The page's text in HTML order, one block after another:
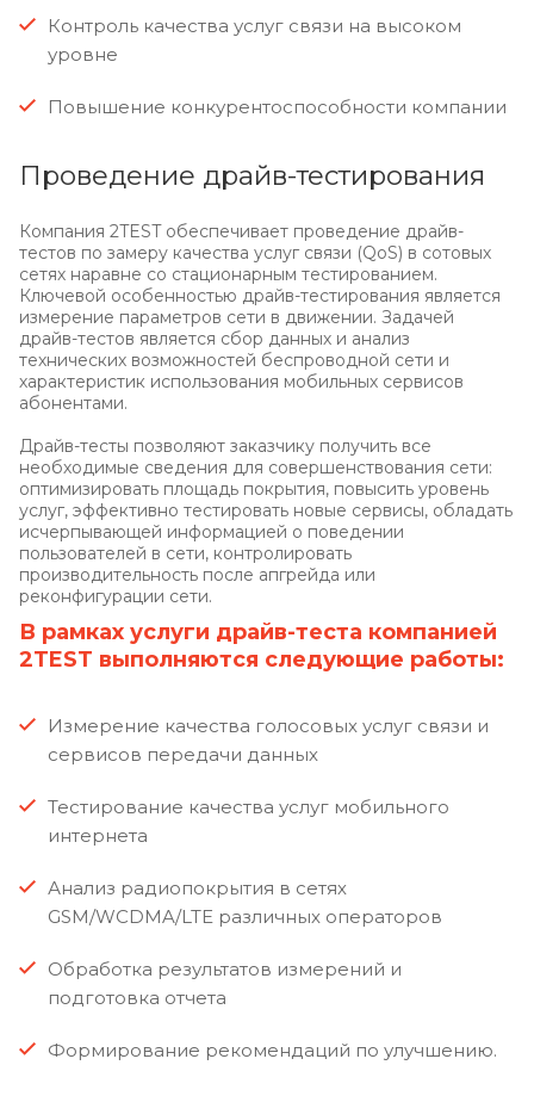
Контроль качества услуг связи на высоком
уровне
Повышение конкурентоспособности компании
Проведение драйв-тестирования
Компания 2TEST обеспечивает проведение драйв-
тестов по замеру качества услуг связи (QoS) в сотовых
сетях наравне со стационарным тестированием.
Ключевой особенностью драйв-тестирования является
измерение параметров сети в движении. Задачей
драйв-тестов является сбор данных и анализ
технических возможностей беспроводной сети и
характеристик использования мобильных сервисов
абонентами.
Драйв-тесты позволяют заказчику получить все
необходимые сведения для совершенствования сети:
оптимизировать площадь покрытия, повысить уровень
услуг, эффективно тестировать новые сервисы, обладать
исчерпывающей информацией о поведении
пользователей в сети, контролировать
производительность после апгрейда или
реконфигурации сети.
В рамках услуги драйв-теста компанией
2TEST выполняются следующие работы:
Измерение качества голосовых услуг связи и
сервисов передачи данных
Тестирование качества услуг мобильного
интернета
Анализ радиопокрытия в сетях
GSM/WCDMA/LTE различных операторов
Обработка результатов измерений и
подготовка отчета
Формирование рекомендаций по улучшению.